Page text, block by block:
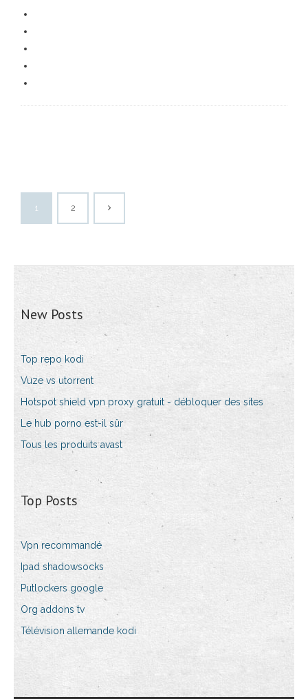
1 2
New Posts
Top repo kodi
Vuze vs utorrent
Hotspot shield vpn proxy gratuit - débloquer des sites
Le hub porno est-il sûr
Tous les produits avast
Top Posts
Vpn recommandé
Ipad shadowsocks
Putlockers google
Org addons tv
Télévision allemande kodi